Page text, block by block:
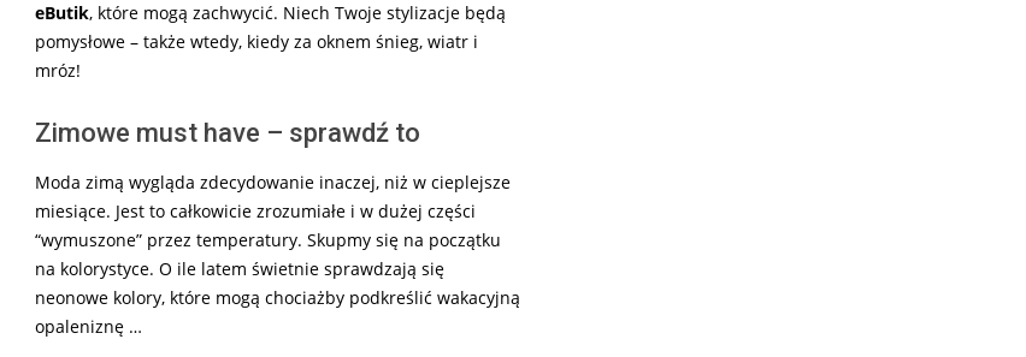
eButik, które mogą zachwycić. Niech Twoje stylizacje będą
pomysłowe – także wtedy, kiedy za oknem śnieg, wiatr i
mróz!
Zimowe must have – sprawdź to
Moda zimą wygląda zdecydowanie inaczej, niż w cieplejsze
miesiące. Jest to całkowicie zrozumiałe i w dużej części
“wymuszone” przez temperatury. Skupmy się na początku
na kolorystyce. O ile latem świetnie sprawdzają się
neonowe kolory, które mogą chociażby podkreślić wakacyjną
opaleniznę …